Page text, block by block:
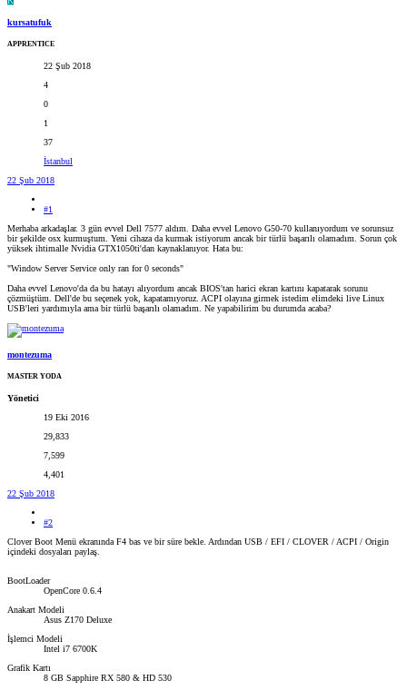
kursatufuk
APPRENTICE
22 Şub 2018
4
0
1
37
İstanbul
22 Şub 2018
#1
Merhaba arkadaşlar. 3 gün evvel Dell 7577 aldım. Daha evvel Lenovo G50-70 kullanıyordum ve sorunsuz
bir şekilde osx kurmuştum. Yeni cihaza da kurmak istiyorum ancak bir türlü başarılı olamadım. Sorun çok
yüksek ihtimalle Nvidia GTX1050ti'dan kaynaklanıyor. Hata bu:
"Window Server Service only ran for 0 seconds"
Daha evvel Lenovo'da da bu hatayı alıyordum ancak BIOS'tan harici ekran kartını kapatarak sorunu
çözmüştüm. Dell'de bu seçenek yok, kapatamıyoruz. ACPI olayına girmek istedim elimdeki live Linux
USB'leri yardımıyla ama bir türlü başarılı olamadım. Ne yapabilirim bu durumda acaba?
montezuma
MASTER YODA
Yönetici
19 Eki 2016
29,833
7,599
4,401
22 Şub 2018
#2
Clover Boot Menü ekranında F4 bas ve bir süre bekle. Ardından USB / EFI / CLOVER / ACPI / Origin
içindeki dosyaları paylaş.
BootLoader
OpenCore 0.6.4
Anakart Modeli
Asus Z170 Deluxe
İşlemci Modeli
Intel i7 6700K
Grafik Kartı
8 GB Sapphire RX 580 & HD 530